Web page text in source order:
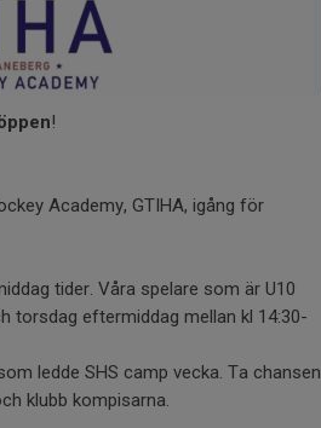
!
Academy, GTIHA, igång för
tider. Våra spelare som är U10
torsdag eftermiddag mellan kl 14:30-
ledde SHS camp vecka. Ta chansen
klubb kompisarna.